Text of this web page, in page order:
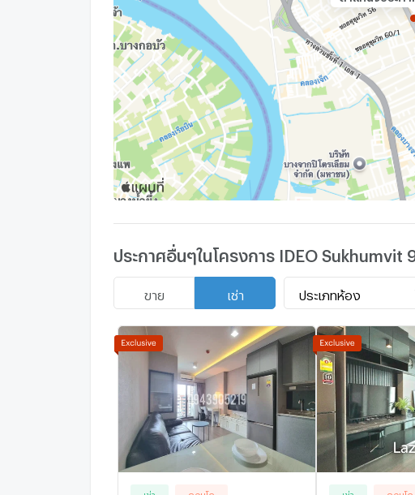
ไปรษณีย์พระโขนง 2.3 กม.
ท่าเรือกรุงเทพ 6.1 กม.
โซนพื้นที่ :
**บริการปรึกษาสินเชื่อฟรี! ดอกเบี้ยพิเศษ และ วงเงินกู้สูงสุ
100% ของราคาประเมิน**
สอบถามข้อมูลเพิ่มเติม ติดต่อ
CONNEX PROPERTY สนใจซื้อ-ขายบ้าน ปรึกษาฟรี! ทีมง
อาชีพ
Facebook: Connex Property
Wechat ID : wxid_idbemm7t5gbj22
update : 2026-08-08 00:10:01
ประกาศอื่นๆในโครงการ IDEO Sukhumvit
ขาย เช่า ประเภทห้อง
เช่า คอนโด เช่า คอนโด